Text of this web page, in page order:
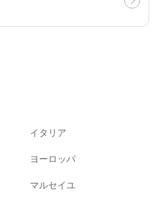
イタリア
ヨーロッパ
マルセイユ